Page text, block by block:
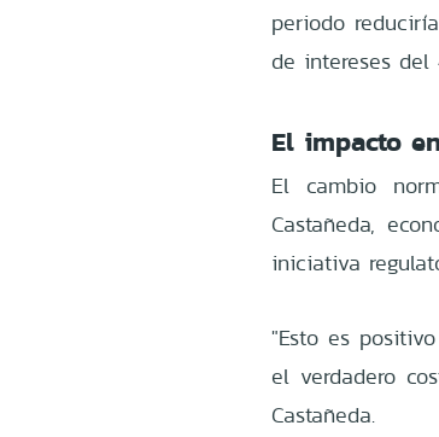
periodo
de intereses
El impacto
El cambio
Castañeda,
iniciativa
"Esto es
el verdadero
Castañeda.